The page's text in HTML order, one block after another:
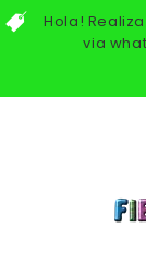
Hola!
via